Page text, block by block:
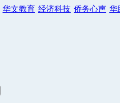
华文教育 经济科技 侨务心声 华